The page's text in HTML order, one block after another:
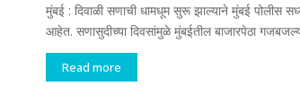
मुंबई : दिवाळी सणाची धामधूम सुरू झाल्याने मुंबई पोलीस
आहेत. सणासुदीच्या दिवसांमुळे मुंबईतील बाजारपेठा
Read more